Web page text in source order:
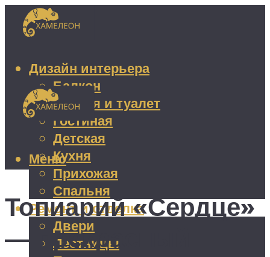
Дизайн интерьера
Балкон
Ванная и туалет
Гостиная
Детская
Кухня
Прихожая
Спальня
Ремонт и отделка
Двери
Лестницы
Меню
Топиарий «Сердце»
— прекрасный